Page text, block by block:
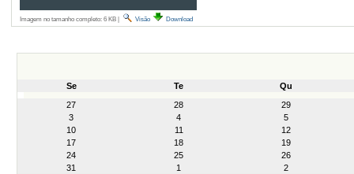
Imagem no tamanho completo: 6 KB| Visão Download
Se Te
Qu
27
28
29
3
4
5
10
11
12
17
18
19
24
25
26
31
1 2